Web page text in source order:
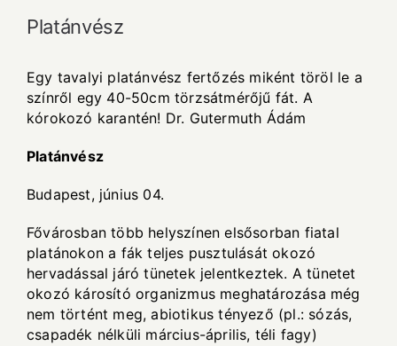
Platánvész
Egy tavalyi platánvész fertőzés miként töröl le a
színről egy 40-50cm törzsátmérőjű fát. A
kórokozó karantén! Dr. Gutermuth Ádám
Platánvész
Budapest, június 04.
Fővárosban több helyszínen elsősorban fiatal
platánokon a fák teljes pusztulását okozó
hervadással járó tünetek jelentkeztek. A tünetet
okozó károsító organizmus meghatározása még
nem történt meg, abiotikus tényező (pl.: sózás,
csapadék nélküli március-április, téli fagy)